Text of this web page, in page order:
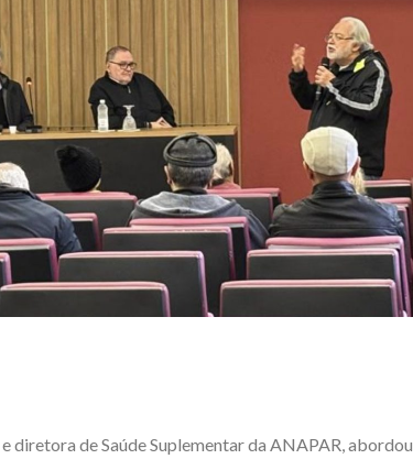
diretora de Saúde Suplementar da ANAPAR, abordou